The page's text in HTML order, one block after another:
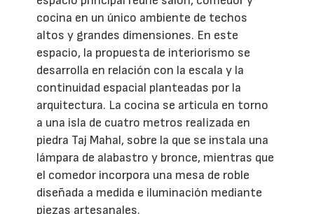
cocina en un único ambiente de techos
altos y grandes dimensiones. En este
espacio, la propuesta de interiorismo se
desarrolla en relación con la escala y la
continuidad espacial planteadas por la
arquitectura. La cocina se articula en torno
a una isla de cuatro metros realizada en
piedra Taj Mahal, sobre la que se instala una
lámpara de alabastro y bronce, mientras que
el comedor incorpora una mesa de roble
diseñada a medida e iluminación mediante
piezas artesanales.